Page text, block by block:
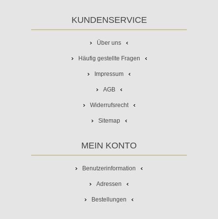
KUNDENSERVICE
Über uns
Häufig gestellte Fragen
Impressum
AGB
Widerrufsrecht
Sitemap
MEIN KONTO
Benutzerinformation
Adressen
Bestellungen